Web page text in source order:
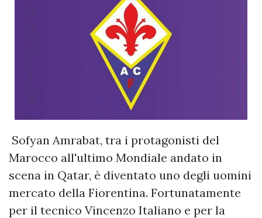
Sofyan Amrabat, tra i protagonisti del
Marocco all'ultimo Mondiale andato in
scena in Qatar, è diventato uno degli uomini
mercato della Fiorentina. Fortunatamente
per il tecnico Vincenzo Italiano e per la